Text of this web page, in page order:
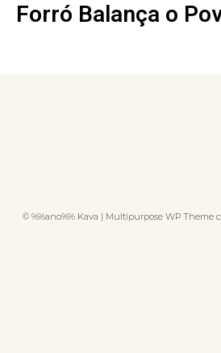
Forró Balança o
© %%ano%% Kava | Multipurpose WP Theme